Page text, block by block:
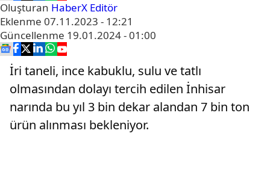
Oluşturan HaberX Editör
Eklenme 07.11.2023 - 12:21
Güncellenme 19.01.2024 - 01:00
İri taneli, ince kabuklu, sulu ve tatlı
olmasından dolayı tercih edilen İnhisar
narında bu yıl 3 bin dekar alandan 7 bin ton
ürün alınması bekleniyor.